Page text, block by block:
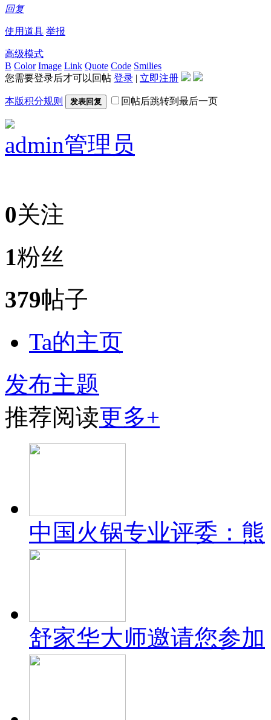
回复
使用道具 举报
高级模式
B Color Image Link Quote Code Smilies
您需要登录后才可以回帖 登录 | 立即注册
本版积分规则 发表回复 回帖后跳转到最后一页
admin管理员
0关注
1粉丝
379帖子
Ta的主页
发布主题
推荐阅读更多+
中国火锅专业评委：熊
舒家华大师邀请您参加